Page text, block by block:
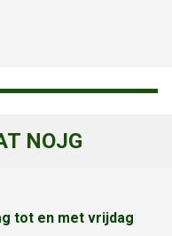
NOJG
tot en met vrijdag